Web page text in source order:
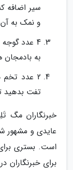
سیر اضافه
و نمک به
4 عدد
به بادمجان
2 عدد
تفت بدهید
خبرنگاران مگ
عایدی و مشهور
است. بستری برای
برای خبرنگاران